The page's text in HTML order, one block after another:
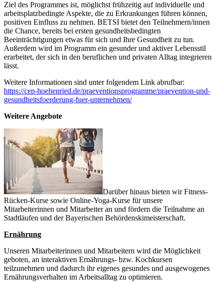
Ziel des Programmes ist, möglichst frühzeitig auf individuelle und
arbeitsplatzbedingte Aspekte, die zu Erkrankungen führen können,
positiven Einfluss zu nehmen. BETSI bietet den Teilnehmern/innen
die Chance, bereits bei ersten gesundheitsbedingten
Beeinträchtigungen etwas für sich und Ihre Gesundheit zu tun.
Außerdem wird im Programm ein gesunder und aktiver Lebensstil
erarbeitet, der sich in den beruflichen und privaten Alltag integrieren
lässt.
Weitere Informationen sind unter folgendem Link abrufbar:
https://cep-hoehenried.de/praeventionsprogramme/praevention-und-
gesundheitsfoerderung-fuer-unternehmen/
Weitere Angebote
Darüber hinaus bieten wir Fitness-
Rücken-Kurse sowie Online-Yoga-Kurse für unsere
Mitarbeiterinnen und Mitarbeiter an und fördern die Teilnahme an
Stadtläufen und der Bayerischen Behördenskimeisterschaft.
Ernährung
Unseren Mitarbeiterinnen und Mitarbeitern wird die Möglichkeit
geboten, an interaktiven Ernährungs- bzw. Kochkursen
teilzunehmen und dadurch ihr eigenes gesundes und ausgewogenes
Ernährungsverhalten im Arbeitsalltag zu optimieren.